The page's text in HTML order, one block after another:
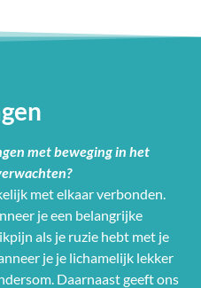
met beweging in het
met elkaar verbonden.
je een belangrijke
als je ruzie hebt met je
je je lichamelijk lekker
Daarnaast geeft ons